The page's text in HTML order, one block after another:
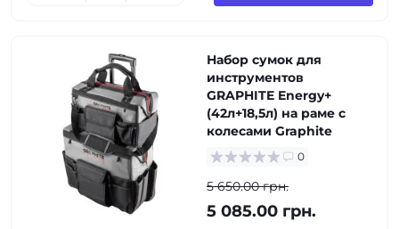
Набор сумок для
инструментов
GRAPHITE Energy+
(42л+18,5л) на раме с
колесами Graphite
0
5 650.00 грн.
5 085.00 грн.